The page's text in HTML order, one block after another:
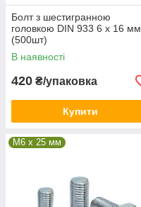
Болт з шестигранною
головкою DIN 933 6 х 16 мм
(500шт)
В наявності
420 ₴/упаковка
Купити
М6 x 25 мм